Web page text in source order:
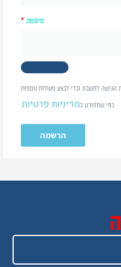
סיסמה *
לחשבון וכדי לבצע פעולות נוספות
כפי שמפורט במדיניות פרטיות.
הרשמה